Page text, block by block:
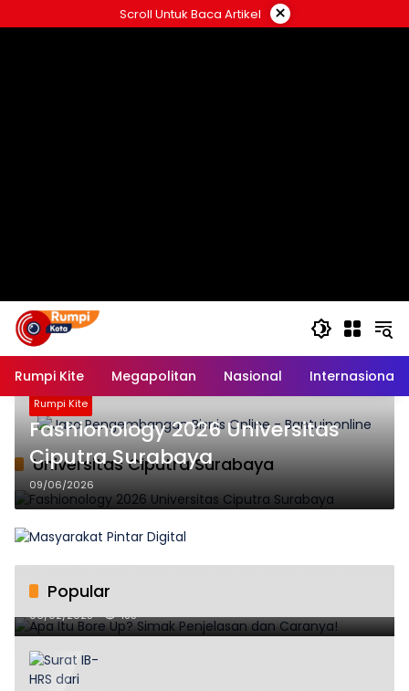
ke
Scroll Untuk Baca Artikel ×
Rumpi Kite Megapolitan Nasional Internasional
Universitas Ciputra Surabaya
Rumpi Kite
Fashionology 2026 Universitas
Ciputra Surabaya
09/06/2026
Popular
Apa Itu Bore Up? Simak Penjelasan dan Caranya!
06/02/2025 185